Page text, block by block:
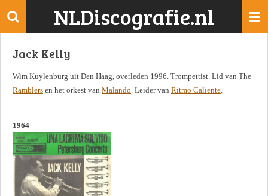
Ga
de
NLDiscografie.nl
Jack Kelly
Wim Kuylenburg uit Den Haag, overleden 1996. Trompettist. Lid van The
Ramblers en het orkest van Malando. Leider van Ritmo Caliente.
1964